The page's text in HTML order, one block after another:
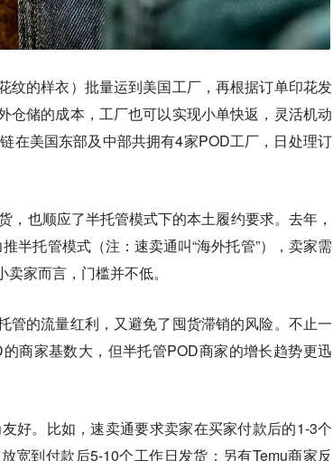
纹的样衣）批量运到美国工厂，再根据订单印花发
仓储的成本，工厂也可以实现小单快返，灵活机动
在美国东部及中部共拥有4家POD工厂，日处理订
也顺应了半托管模式下的本土履约要求。去年，
半托管模式（注：速卖通叫“海外托管”），卖家需
家而言，门槛并不低。
管的流量红利，又避免了囤货滞销的风险。不止一
商家基数大，但半托管POD商家的增长趋势更迅
好。比如，速卖通要求卖家在买家付款后的1-3个
宽到付款后5-10个工作日发货；另有Temu商家反